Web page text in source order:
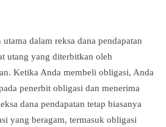
dalam reksa dana pendapatan
utang yang diterbitkan oleh
Ketika Anda membeli obligasi, Anda
penerbit obligasi dan menerima
dana pendapatan tetap biasanya
yang beragam, termasuk obligasi